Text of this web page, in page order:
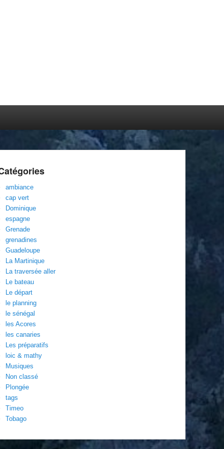
ambiance
cap vert
Dominique
espagne
Grenade
grenadines
Guadeloupe
La Martinique
La traversée aller
Le bateau
Le départ
le planning
le sénégal
les Acores
les canaries
Les préparatifs
loic & mathy
Musiques
Non classé
Plongée
tags
Timeo
Tobago